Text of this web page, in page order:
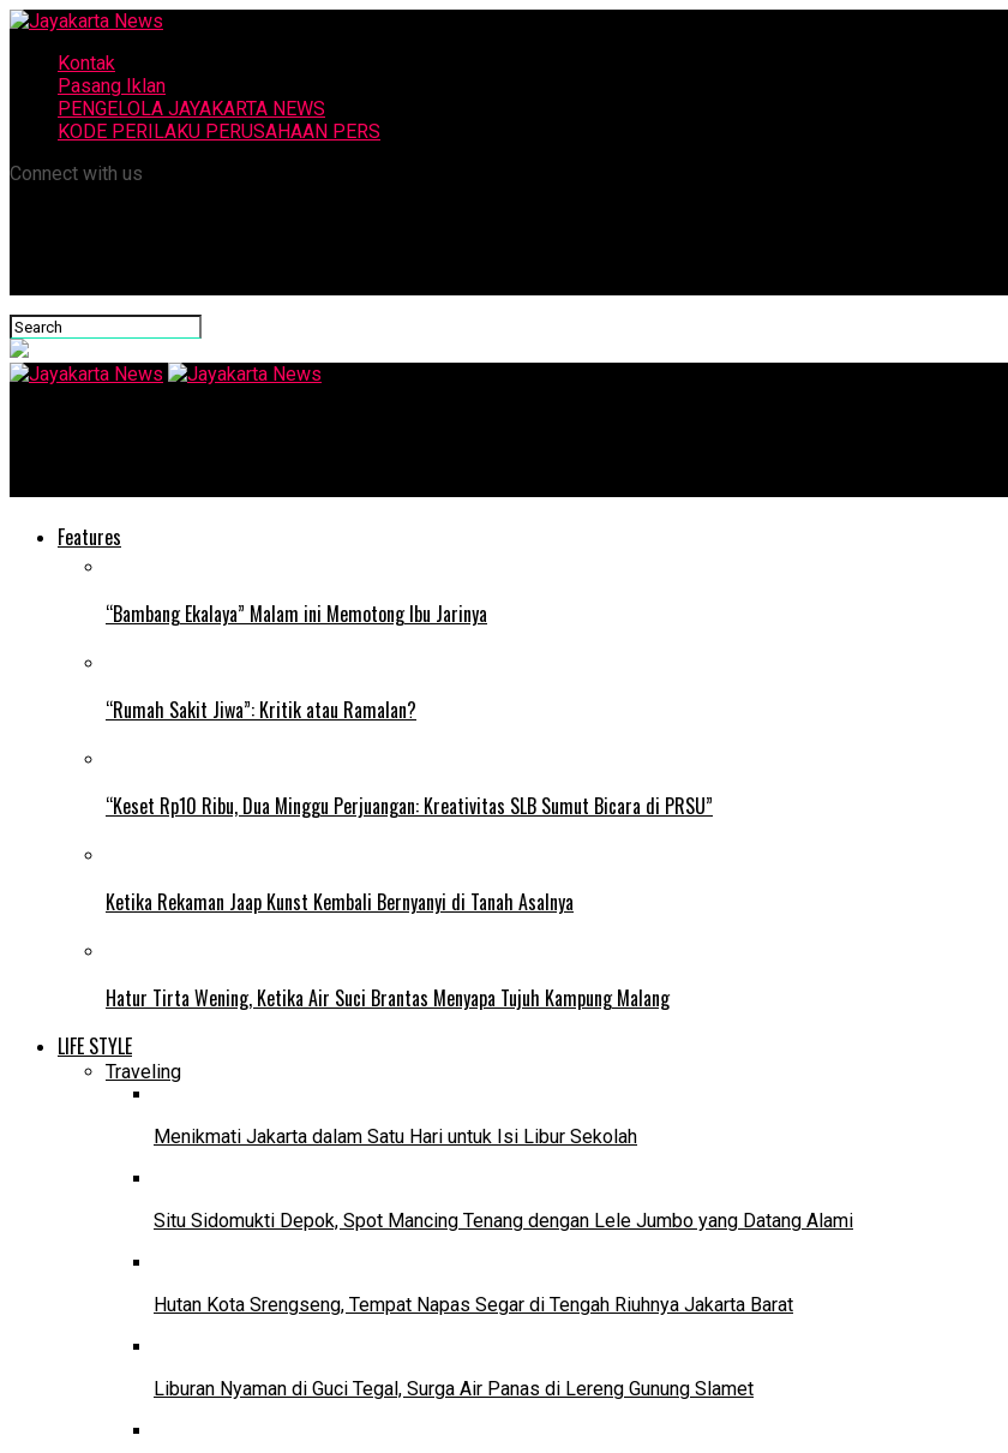
Kontak
Pasang Iklan
PENGELOLA JAYAKARTA NEWS
KODE PERILAKU PERUSAHAAN PERS
Connect with us
Features
“Bambang Ekalaya” Malam ini Memotong Ibu Jarinya
“Rumah Sakit Jiwa”: Kritik atau Ramalan?
“Keset Rp10 Ribu, Dua Minggu Perjuangan: Kreativitas SLB Sumut Bicara di PRSU”
Ketika Rekaman Jaap Kunst Kembali Bernyanyi di Tanah Asalnya
Hatur Tirta Wening, Ketika Air Suci Brantas Menyapa Tujuh Kampung Malang
LIFE STYLE
Traveling
Menikmati Jakarta dalam Satu Hari untuk Isi Libur Sekolah
Situ Sidomukti Depok, Spot Mancing Tenang dengan Lele Jumbo yang Datang Alami
Hutan Kota Srengseng, Tempat Napas Segar di Tengah Riuhnya Jakarta Barat
Liburan Nyaman di Guci Tegal, Surga Air Panas di Lereng Gunung Slamet